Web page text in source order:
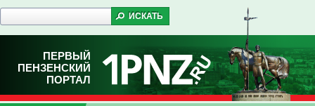
ПЕРВЫЙ
ПЕНЗЕНСКИЙ
ПОРТАЛ